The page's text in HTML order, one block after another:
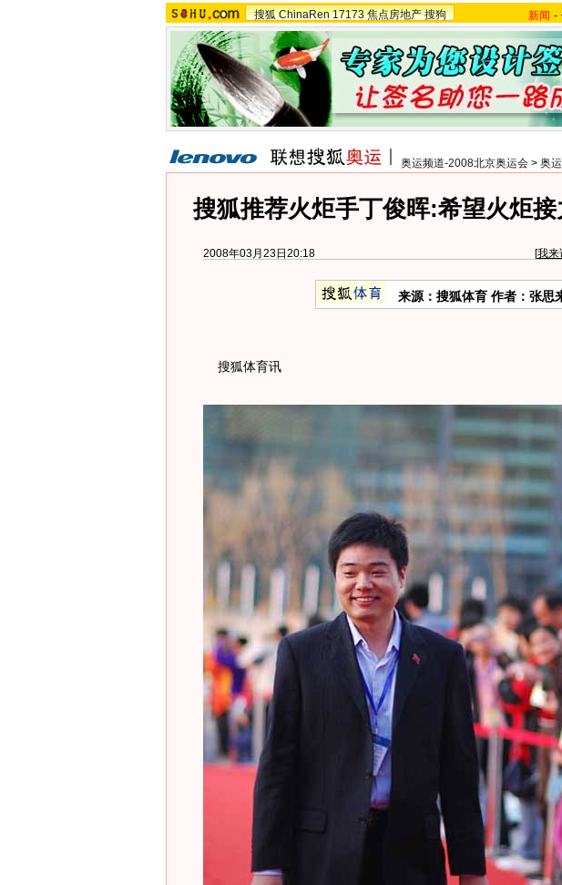
搜狐 ChinaRen 17173 焦点房地产 搜狗 新闻 -
奥运频道-2008北京奥运会 > 奥
搜狐推荐火炬手丁俊晖:希望火炬
2008年03月23日20:18 [我来
来源：搜狐体育 作者：张思
搜狐体育讯